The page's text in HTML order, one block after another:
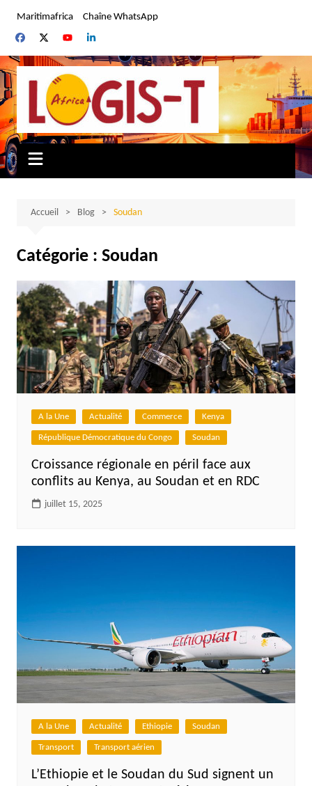
contenu
Maritimafrica Chaîne WhatsApp
Accueil Blog Soudan
Catégorie : Soudan
A la Une Actualité Commerce Kenya
République Démocratique du Congo Soudan
Croissance régionale en péril face aux
conflits au Kenya, au Soudan et en RDC
juillet 15, 2025
A la Une Actualité Ethiopie Soudan
Transport Transport aérien
L’Ethiopie et le Soudan du Sud signent un